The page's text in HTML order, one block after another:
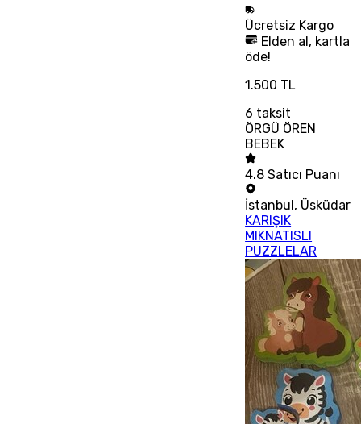
Ücretsiz Kargo
Elden al, kartla
öde!
1.500 TL
6 taksit
ÖRGÜ ÖREN
BEBEK
4.8 Satıcı Puanı
İstanbul, Üsküdar
KARIŞIK
MIKNATISLI
PUZZLELAR